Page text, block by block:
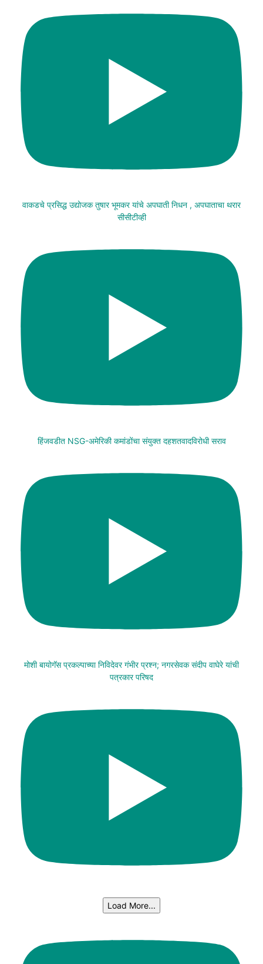
वाकडचे प्रसिद्ध उद्योजक तुषार भूमकर यांचे अपघाती निधन , अपघाताचा थरार
सीसीटीव्ही
हिंजवडीत NSG-अमेरिकी कमांडोंचा संयुक्त दहशतवादविरोधी सराव
मोशी बायोगॅस प्रकल्पाच्या निविदेवर गंभीर प्रश्न; नगरसेवक संदीप वाघेरे यांची
पत्रकार परिषद
Load More...